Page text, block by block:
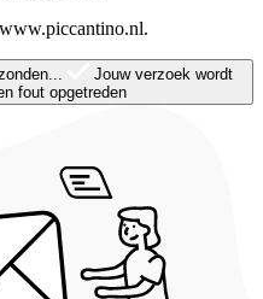
Jouw verzoek wordt
fout opgetreden